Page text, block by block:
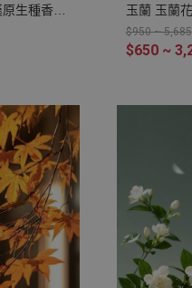
生種香柏
純天然
香 禪修
玉蘭 玉蘭
玉蘭薰香
然香 室內
$950 ~ 5,685
$650 ~